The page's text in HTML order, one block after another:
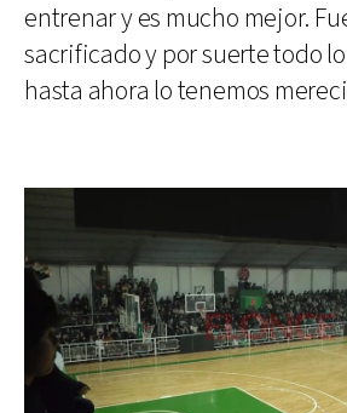
entrenar y es mucho mejor.
sacrificado y por suerte todo
hasta ahora lo tenemos